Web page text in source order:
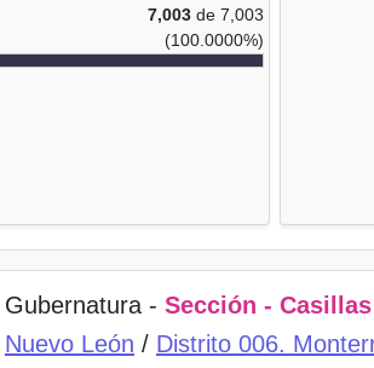
7,003 de 7,003
(100.0000%)
Gubernatura - Sección - Casillas
Nuevo León / Distrito 006.